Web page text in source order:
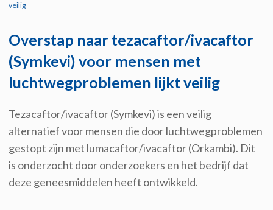
veilig
Overstap naar tezacaftor/ivacaftor
(Symkevi) voor mensen met
luchtwegproblemen lijkt veilig
Tezacaftor/ivacaftor (Symkevi) is een veilig
alternatief voor mensen die door luchtwegproblemen
gestopt zijn met lumacaftor/ivacaftor (Orkambi). Dit
is onderzocht door onderzoekers en het bedrijf dat
deze geneesmiddelen heeft ontwikkeld.